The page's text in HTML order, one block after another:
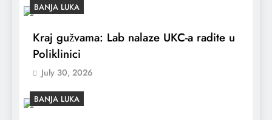
BANJA LUKA
Kraj gužvama: Lab nalaze UKC-a radite u
Poliklinici
July 30, 2026
BANJA LUKA